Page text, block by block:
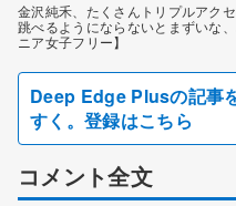
金沢純禾、たくさんトリプルアク
跳べるようにならないとまずいな
ニア女子フリー】
Deep Edge Plusの記事
すく。登録はこちら
コメント全文